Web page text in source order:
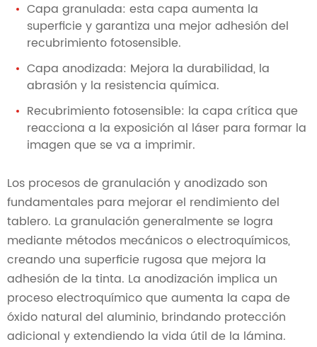
Capa granulada: esta capa aumenta la
superficie y garantiza una mejor adhesión del
recubrimiento fotosensible.
Capa anodizada: Mejora la durabilidad, la
abrasión y la resistencia química.
Recubrimiento fotosensible: la capa crítica que
reacciona a la exposición al láser para formar la
imagen que se va a imprimir.
Los procesos de granulación y anodizado son
fundamentales para mejorar el rendimiento del
tablero. La granulación generalmente se logra
mediante métodos mecánicos o electroquímicos,
creando una superficie rugosa que mejora la
adhesión de la tinta. La anodización implica un
proceso electroquímico que aumenta la capa de
óxido natural del aluminio, brindando protección
adicional y extendiendo la vida útil de la lámina.